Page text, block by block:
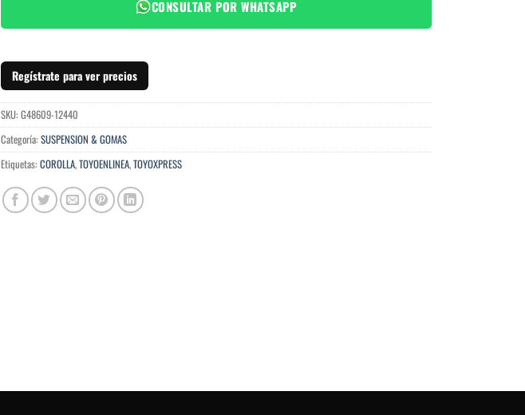
CONSULTAR POR WHATSAPP
Regístrate para ver precios
SKU: G48609-12440
Categoría: SUSPENSION & GOMAS
Etiquetas: COROLLA,TOYOENLINEA,TOYOXPRESS